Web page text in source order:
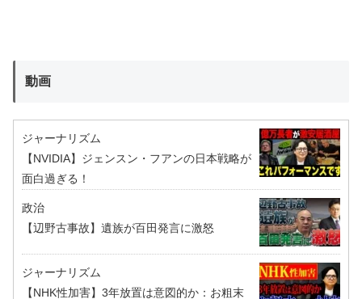
動画
ジャーナリズム
【NVIDIA】ジェンスン・フアンの日本戦略が
面白過ぎる！
政治
【辺野古事故】遺族が百田発言に激怒
ジャーナリズム
【NHK性加害】3年放置は意図的か：お粗末